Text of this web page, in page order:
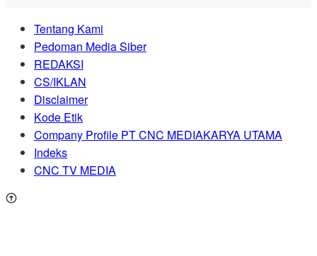
Tentang Kami
Pedoman Media Siber
REDAKSI
CS/IKLAN
Disclaimer
Kode Etik
Company Profile PT CNC MEDIAKARYA UTAMA
Indeks
CNC TV MEDIA